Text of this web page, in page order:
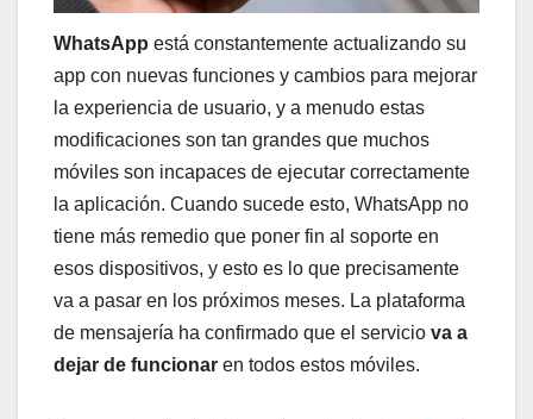
WhatsApp está constantemente actualizando su
app con nuevas funciones y cambios para mejorar
la experiencia de usuario, y a menudo estas
modificaciones son tan grandes que muchos
móviles son incapaces de ejecutar correctamente
la aplicación. Cuando sucede esto, WhatsApp no
tiene más remedio que poner fin al soporte en
esos dispositivos, y esto es lo que precisamente
va a pasar en los próximos meses. La plataforma
de mensajería ha confirmado que el servicio va a
dejar de funcionar en todos estos móviles.